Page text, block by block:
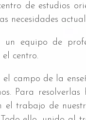
de estudios
necesidades
equipo de
centro.
campo de la
Para resolverlas
el trabajo de